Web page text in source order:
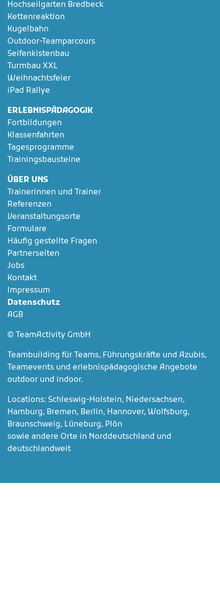
Hochseilgarten Bredbeck
Kettenreaktion
Kugelbahn
Outdoor-Teamparcours
Seifenkistenbau
Turmbau XXL
Weihnachtsfeier
iPad Rallye
ERLEBNISPÄDAGOGIK
Fortbildungen
Klassenfahrten
Tagesprogramme
Trainingsbausteine
ÜBER UNS
Trainerinnen und Trainer
Referenzen
Veranstaltungsorte
Formulare
Häufig gestellte Fragen
Partnerseiten
Jobs
Kontakt
Impressum
Datenschutz
AGB
© TeamActivity GmbH
Teambuilding für Teams, Führungskräfte und Azubis,
Teamevents und erlebnispädagogische Angebote
outdoor und indoor.
Locations: Schleswig-Holstein, Niedersachsen,
Hamburg, Bremen, Berlin, Hannover, Wolfsburg,
Braunschweig, Lüneburg, Plön
sowie andere Orte in Norddeutschland und
deutschlandweit